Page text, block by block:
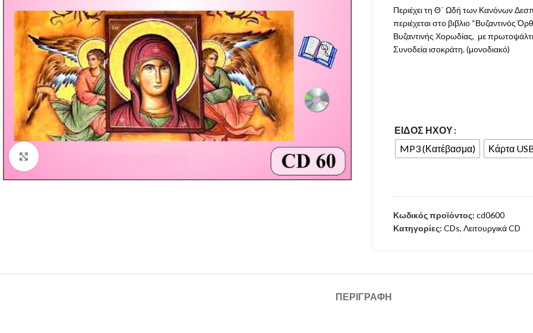
Περιέχει τη Θ΄ Ωδή των Κανόνων
περιέχεται στο βιβλιο “Βυζαντινός
Βυζαντινής Χορωδίας, με
Συνοδεία ισοκράτη. (μονοδιακό)
ΕΊΔΟΣ ΉΧΟΥ
MP3 (Κατέβασμα)
Κάρτα
Κωδικός προϊόντος: cd0600
Κατηγορίες: CDs, Λειτουργικά CD
ΠΕΡΙΓΡΑΦΉ